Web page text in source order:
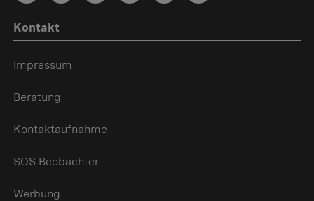
Kontakt
Impressum
Beratung
Kontaktaufnahme
SOS Beobachter
Werbung